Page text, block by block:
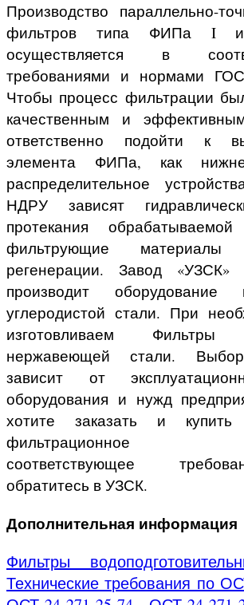
Производство параллельно-
фильтров типа ФИПа I
осуществляется в
требованиями и нормами
Чтобы процесс фильтрации
качественным и
ответственно подойти к
элемента ФИПа, как
распределительное
НДРУ зависят
протекания
фильтрующие
регенерации. Завод «УЗСК»
производит оборудование
углеродистой стали. При
изготовливаем
нержавеющей стали.
зависит от
оборудования и нужд
хотите заказать и купить
фильтрационное
соответствующее
обратитесь в УЗСК.
Дополнительная информация
Фильтры
Технические требования по